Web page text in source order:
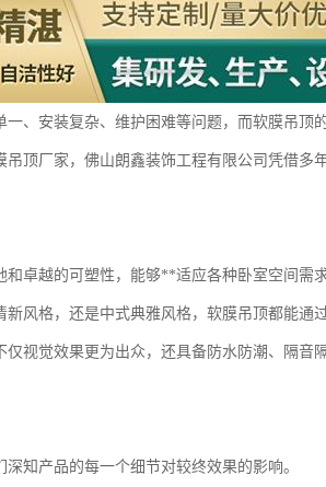
、安装复杂、维护困难等问题，而软膜吊顶
吊顶厂家，佛山朗鑫装饰工程有限公司凭借
卓越的可塑性，能够**适应各种卧室空间需求
风格，还是中式典雅风格，软膜吊顶都能通
视觉效果更为出众，还具备防水防潮、隔音
知产品的每一个细节对较终效果的影响。